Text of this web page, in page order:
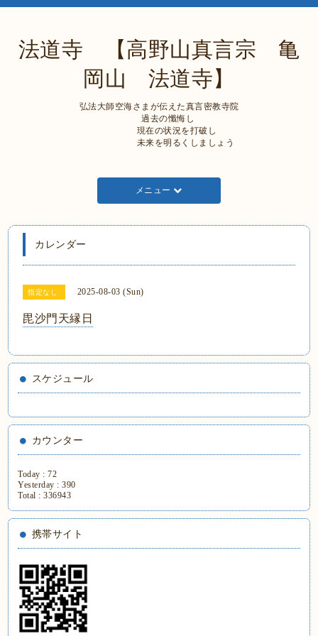
法道寺 【高野山真言宗 亀
岡山 法道寺】
弘法大師空海さまが伝えた真言密教寺院
過去の懺悔し
現在の状況を打破し
未来を明るくしましょう
メニュー
カレンダー
指定なし 2025-08-03 (Sun)
毘沙門天縁日
スケジュール
カウンター
Today :72
Yesterday :390
Total :336943
携帯サイト